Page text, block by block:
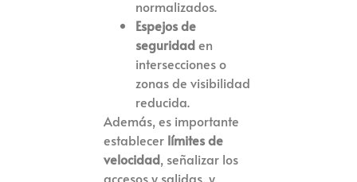
normalizados.
Espejos de
seguridaden
intersecciones o
zonas de visibilidad
reducida.
Además, es importante
establecer límites de
velocidad, señalizar los
accesos y salidas, y